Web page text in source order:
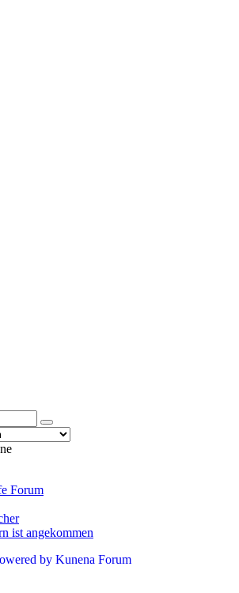
Forum
ist angekommen
by Kunena Forum